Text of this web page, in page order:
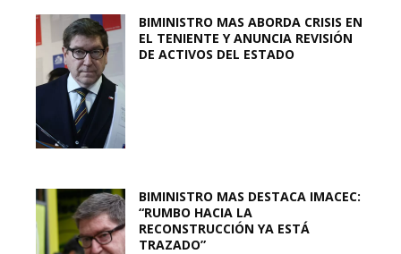
BIMINISTRO MAS ABORDA CRISIS EN
EL TENIENTE Y ANUNCIA REVISIÓN
DE ACTIVOS DEL ESTADO
BIMINISTRO MAS DESTACA IMACEC:
“RUMBO HACIA LA
RECONSTRUCCIÓN YA ESTÁ
TRAZADO”